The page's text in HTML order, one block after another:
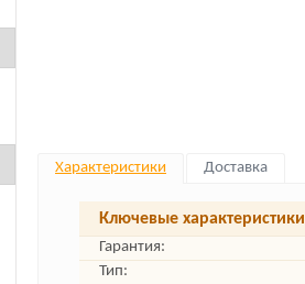
Характеристики Доставка
Ключевые характеристики
Гарантия:
Тип: